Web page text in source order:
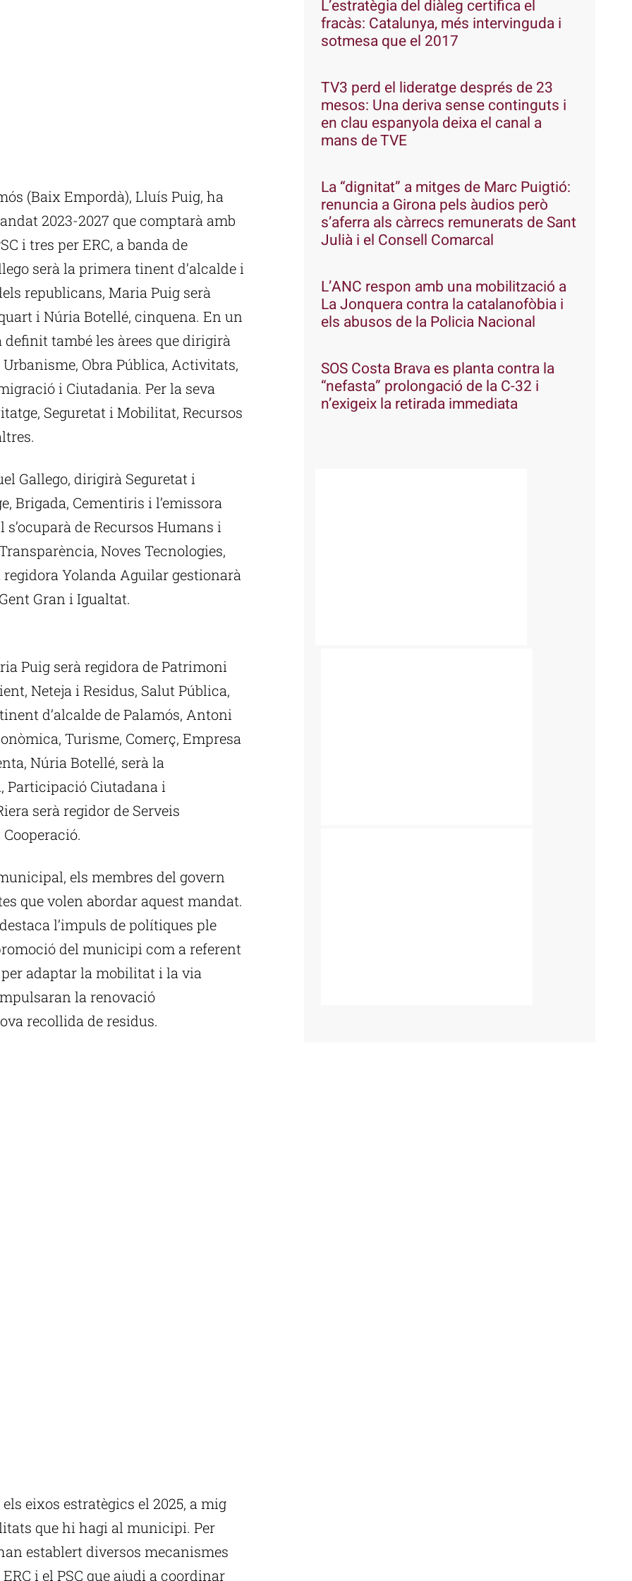
(Baix Empordà), Lluís Puig, ha
2023-2027 que comptarà amb
i tres per ERC, a banda de
serà la primera tinent d’alcalde i
republicans, Maria Puig serà
i Núria Botellé, cinquena. En un
també les àrees que dirigirà
Obra Pública, Activitats,
i Ciutadania. Per la seva
Seguretat i Mobilitat, Recursos
Gallego, dirigirà Seguretat i
Brigada, Cementiris i l’emissora
de Recursos Humans i
Noves Tecnologies,
Yolanda Aguilar gestionarà
Gran i Igualtat.
Puig serà regidora de Patrimoni
Neteja i Residus, Salut Pública,
d’alcalde de Palamós, Antoni
Turisme, Comerç, Empresa
Núria Botellé, serà la
Participació Ciutadana i
serà regidor de Serveis
els membres del govern
que volen abordar aquest mandat.
l’impuls de polítiques ple
del municipi com a referent
adaptar la mobilitat i la via
la renovació
recollida de residus.
eixos estratègics el 2025, a mig
que hi hagi al municipi. Per
establert diversos mecanismes
i el PSC que ajudi a coordinar
L’estratègia del diàleg certifica el
fracàs: Catalunya, més intervinguda i
sotmesa que el 2017
TV3 perd el lideratge després de 23
mesos: Una deriva sense continguts i
en clau espanyola deixa el canal a
mans de TVE
La “dignitat” a mitges de Marc Puigtió:
renuncia a Girona pels àudios però
s’aferra als càrrecs remunerats de Sant
Julià i el Consell Comarcal
L’ANC respon amb una mobilització a
La Jonquera contra la catalanofòbia i
els abusos de la Policia Nacional
SOS Costa Brava es planta contra la
“nefasta” prolongació de la C-32 i
n’exigeix la retirada immediata